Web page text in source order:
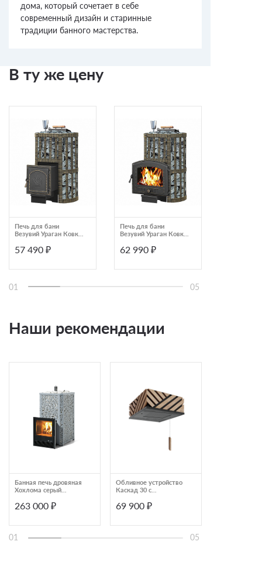
дома, который сочетает в себе
современный дизайн и старинные
традиции банного мастерства.
В ту же цену
Печь для бани
Везувий Ураган Ковка
57 490 ₽
Печь для бани
Везувий Ураган Ковка
62 990 ₽
01 05
Наши рекомендации
Банная печь дровяная
Хохлома серый
К/2024
263 000 ₽
Обливное устройство
Каскад 30 с
элементами Woodson
69 900 ₽
01 05